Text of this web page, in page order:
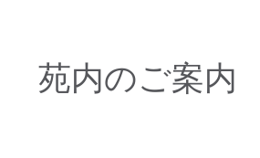
苑内のご案内